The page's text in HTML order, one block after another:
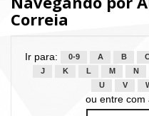
Correia
Ir para: 0-9 A B
J
K L M N
U
V
ou entre com